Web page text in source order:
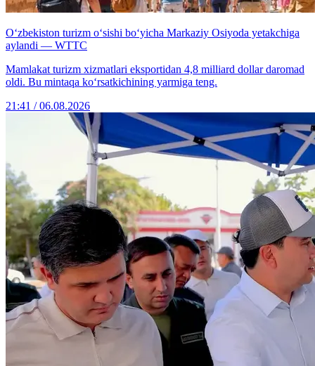
O‘zbekiston turizm o‘sishi bo‘yicha Markaziy Osiyoda yetakchiga
aylandi — WTTC
Mamlakat turizm xizmatlari eksportidan 4,8 milliard dollar daromad
oldi. Bu mintaqa ko‘rsatkichining yarmiga teng.
21:41 / 06.08.2026